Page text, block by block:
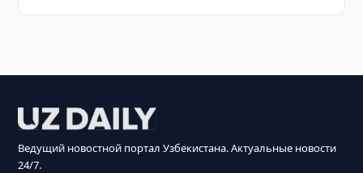
Ведущий новостной портал Узбекистана. Актуальные новости
24/7.